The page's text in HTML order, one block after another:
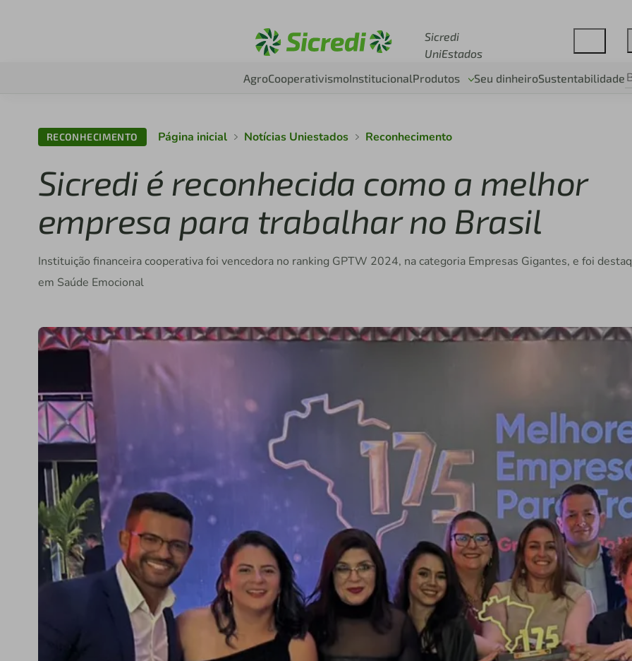
Sicredi
UniEstados
AgroCooperativismoInstitucionalProdutos Seu dinheiroSustentabilidade
RECONHECIMENTO Página inicial Notícias Uniestados Reconhecimento
Sicredi é reconhecida como a melhor
empresa para trabalhar no Brasil
Instituição financeira cooperativa foi vencedora no ranking GPTW 2024, na categoria Empresas Gigantes, e foi
em Saúde Emocional